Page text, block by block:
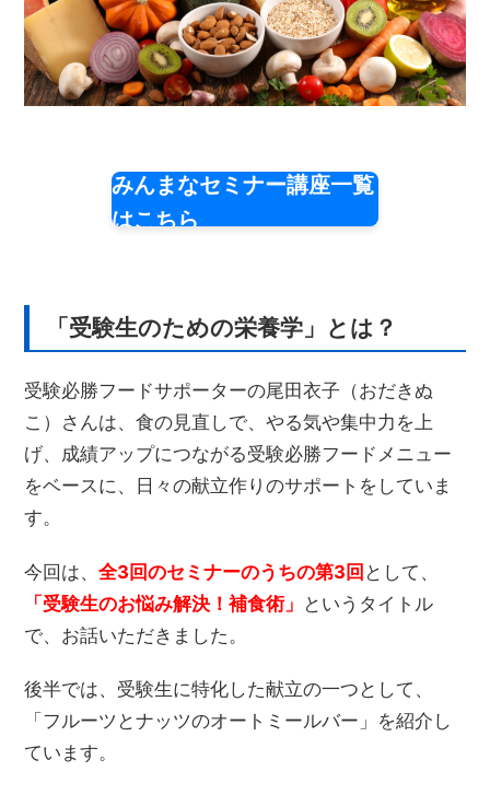
みんまなセミナー講座一覧
はこちら
「受験生のための栄養学」とは？
受験必勝フードサポーターの尾田衣子（おだきぬ
こ）さんは、食の見直しで、やる気や集中力を上
げ、成績アップにつながる受験必勝フードメニュー
をベースに、日々の献立作りのサポートをしていま
す。
今回は、 全3回のセミナーのうちの第3回 として、
「受験生のお悩み解決！補食術」 というタイトル
で、お話いただきました。
後半では、受験生に特化した献立の一つとして、
「フルーツとナッツのオートミールバー」を紹介し
ています。